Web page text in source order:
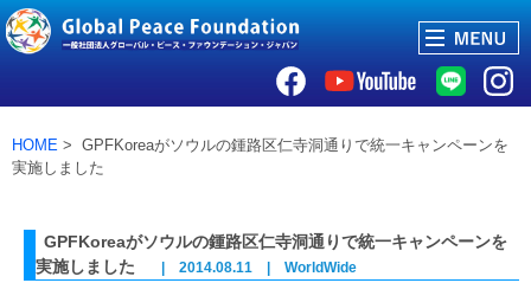
HOME > GPFKoreaがソウルの鍾路区仁寺洞通りで統一キャンペーンを
実施しました
GPFKoreaがソウルの鍾路区仁寺洞通りで統一キャンペーンを
実施しました
| 2014.08.11 | WorldWide